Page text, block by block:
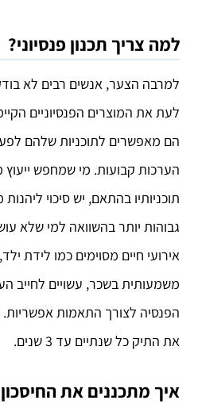
למה צריך תכנון פנסיוני?
למרבה הצער, אנשים רבים לא
לעת את המוצרים הפנסיוניים
הם מאפשרים לתוכניות שלהם
הערכות קבועות. מי שמחפש
תוכניותיו בהתאם, יש סיכוי
גבוהות יותר בהשוואה למי שלא
אירועי חיים מסוימים כמו לידת ילד,
משמעותית בשכר, עשויים לחייב
הפנסיה לצורך התאמות
את התיק כל שנתיים עד 3 שנים.
איך מתכננים את